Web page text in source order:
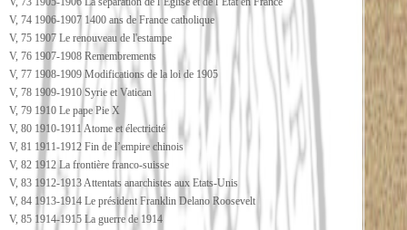
V, 74 1906-1907 1400 ans de France catholique
V, 75 1907 Le renouveau de l'estampe
V, 76 1907-1908 Remembrements
V, 77 1908-1909 Modifications de la loi de 1905
V, 78 1909-1910 Syrie et Vatican
V, 79 1910 Le pape Pie X
V, 80 1910-1911 Atome et électricité
V, 81 1911-1912 Fin de l’empire chinois
V, 82 1912 La frontière franco-suisse
V, 83 1912-1913 Attentats anarchistes aux Etats-Unis
V, 84 1913-1914 Le président Franklin Delano Roosevelt
V, 85 1914-1915 La guerre de 1914